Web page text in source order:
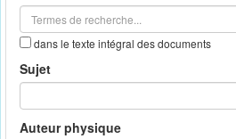
dans le texte intégral des documents
Sujet
Auteur physique